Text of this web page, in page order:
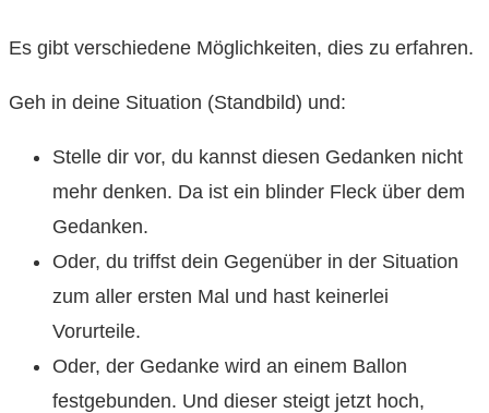
Es gibt verschiedene Möglichkeiten, dies zu erfahren.
Geh in deine Situation (Standbild) und:
Stelle dir vor, du kannst diesen Gedanken nicht
mehr denken. Da ist ein blinder Fleck über dem
Gedanken.
Oder, du triffst dein Gegenüber in der Situation
zum aller ersten Mal und hast keinerlei
Vorurteile.
Oder, der Gedanke wird an einem Ballon
festgebunden. Und dieser steigt jetzt hoch,